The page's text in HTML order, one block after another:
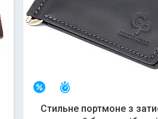
–15%
Стильне портмоне з